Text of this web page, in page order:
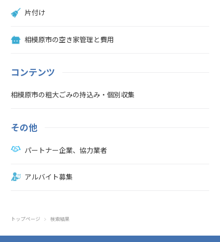
片付け
相模原市の空き家管理と費用
コンテンツ
相模原市の粗大ごみの持込み・個別収集
その他
パートナー企業、協力業者
アルバイト募集
トップページ 検索結果